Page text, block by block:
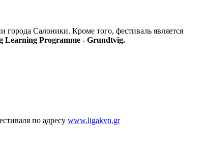
города Салоники. Кроме того, фестиваль является
Learning Programme - Grundtvig.
по адресу www.ligakvn.gr